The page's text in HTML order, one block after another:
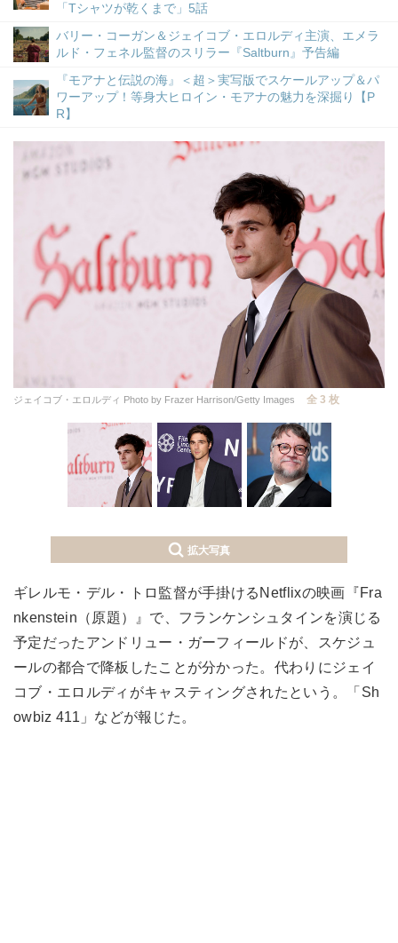
「Tシャツが乾くまで」5話
バリー・コーガン＆ジェイコブ・エロルディ主演、エメラ
ルド・フェネル監督のスリラー『Saltburn』予告編
『モアナと伝説の海』＜超＞実写版でスケールアップ＆パ
ワーアップ！等身大ヒロイン・モアナの魅力を深掘り【P
R】
ジェイコブ・エロルディ Photo by Frazer Harrison/Getty Images 全 3 枚
拡大写真
ギレルモ・デル・トロ監督が手掛けるNetflixの映画『Fra
nkenstein（原題）』で、フランケンシュタインを演じる
予定だったアンドリュー・ガーフィールドが、スケジュ
ールの都合で降板したことが分かった。代わりにジェイ
コブ・エロルディがキャスティングされたという。「Sh
owbiz 411」などが報じた。